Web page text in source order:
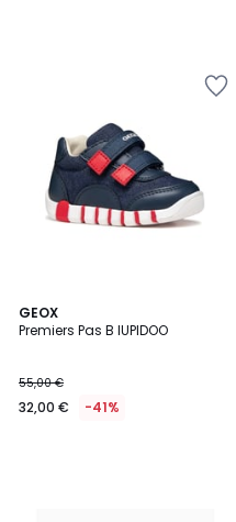
GEOX
Premiers Pas B IUPIDOO
55,00 €
32,00 € -41%